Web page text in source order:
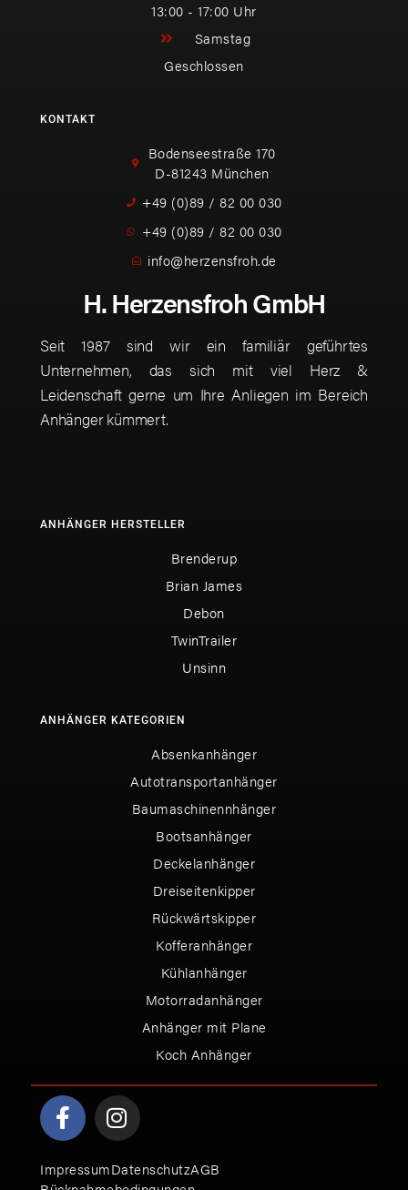
13:00 - 17:00 Uhr
Samstag
Geschlossen
KONTAKT
Bodenseestraße 170
D-81243 München
+49 (0)89 / 82 00 030
+49 (0)89 / 82 00 030
info@herzensfroh.de
H. Herzensfroh GmbH
Seit 1987 sind wir ein familiär geführtes
Unternehmen, das sich mit viel Herz &
Leidenschaft gerne um Ihre Anliegen im Bereich
Anhänger kümmert.
ANHÄNGER HERSTELLER
Brenderup
Brian James
Debon
TwinTrailer
Unsinn
ANHÄNGER KATEGORIEN
Absenkanhänger
Autotransportanhänger
Baumaschinennhänger
Bootsanhänger
Deckelanhänger
Dreiseitenkipper
Rückwärtskipper
Kofferanhänger
Kühlanhänger
Motorradanhänger
Anhänger mit Plane
Koch Anhänger
ImpressumDatenschutzAGB